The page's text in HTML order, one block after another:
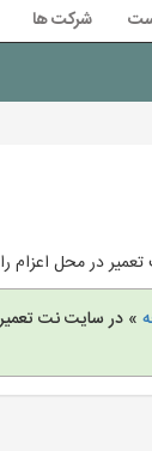
شرکت ها
در محل
» در سایت نت